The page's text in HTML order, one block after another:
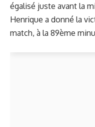
égalisé juste avant la
Henrique a donné la
match, à la 89ème